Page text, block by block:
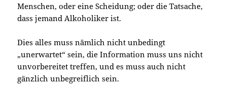
Menschen, oder eine Scheidung; oder die Tatsache,
dass jemand Alkoholiker ist.
Dies alles muss nämlich nicht unbedingt
„unerwartet“ sein, die Information muss uns nicht
unvorbereitet treffen, und es muss auch nicht
gänzlich unbegreiflich sein.